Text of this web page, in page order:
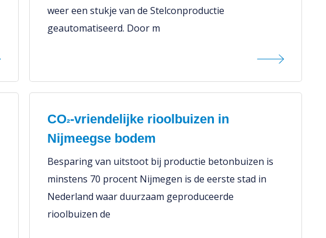
weer een stukje van de Stelconproductie
geautomatiseerd. Door m
CO²-vriendelijke rioolbuizen in
Nijmeegse bodem
Besparing van uitstoot bij productie betonbuizen is
minstens 70 procent Nijmegen is de eerste stad in
Nederland waar duurzaam geproduceerde
rioolbuizen de